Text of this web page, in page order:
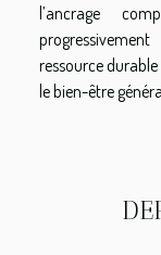
l’ancrage
ressource
le bien-être